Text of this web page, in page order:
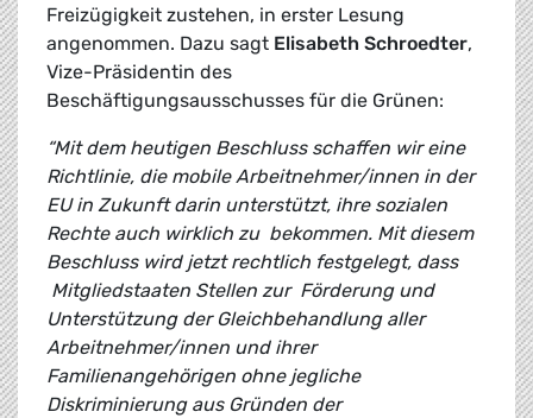
Freizügigkeit zustehen, in erster Lesung
angenommen. Dazu sagt Elisabeth Schroedter,
Vize-Präsidentin des
Beschäftigungsausschusses für die Grünen:
“Mit dem heutigen Beschluss schaffen wir eine
Richtlinie, die mobile Arbeitnehmer/innen in der
EU in Zukunft darin unterstützt, ihre sozialen
Rechte auch wirklich zu bekommen. Mit diesem
Beschluss wird jetzt rechtlich festgelegt, dass
Mitgliedstaaten Stellen zur Förderung und
Unterstützung der Gleichbehandlung aller
Arbeitnehmer/innen und ihrer
Familienangehörigen ohne jegliche
Diskriminierung aus Gründen der